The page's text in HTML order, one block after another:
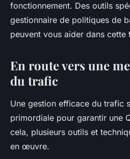
fonctionnement. Des outils
gestionnaire de politiques de
peuvent vous aider dans cette
En route vers une
du trafic
Une gestion efficace du trafic
primordiale pour garantir une
cela, plusieurs outils et
en œuvre.